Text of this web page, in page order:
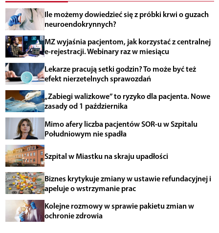
Ile możemy dowiedzieć się z próbki krwi o guzach
neuroendokrynnych?
MZ wyjaśnia pacjentom, jak korzystać z centralnej
e-rejestracji. Webinary raz w miesiącu
Lekarze pracują setki godzin? To może być też
efekt nierzetelnych sprawozdań
„Zabiegi walizkowe” to ryzyko dla pacjenta. Nowe
zasady od 1 października
Mimo afery liczba pacjentów SOR-u w Szpitalu
Południowym nie spadła
Szpital w Miastku na skraju upadłości
Biznes krytykuje zmiany w ustawie refundacyjnej i
apeluje o wstrzymanie prac
Kolejne rozmowy w sprawie pakietu zmian w
ochronie zdrowia